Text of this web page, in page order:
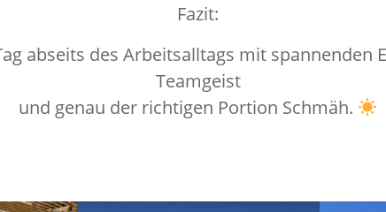
Fazit:
abseits des Arbeitsalltags mit spannenden
Teamgeist
und genau der richtigen Portion Schmäh.